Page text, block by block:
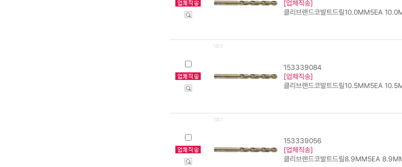
[업체직송]
클리브랜드코발트드릴10.0MM5EA
153339084
[업체직송]
클리브랜드코발트드릴10.5MM5EA
153339056
[업체직송]
클리브랜드코발트드릴8.9MM5EA